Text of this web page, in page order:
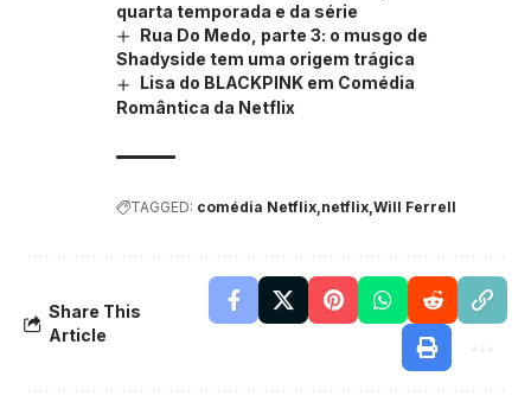
quarta temporada e da série
Rua Do Medo, parte 3: o musgo de
Shadyside tem uma origem trágica
Lisa do BLACKPINK em Comédia
Romântica da Netflix
TAGGED: comédia Netflix netflix Will Ferrell
Share This
Article